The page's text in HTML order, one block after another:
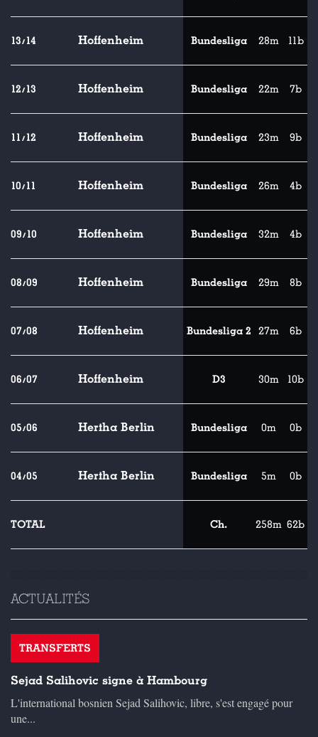
13/14 Hoffenheim Bundesliga 28m 11b
12/13 Hoffenheim Bundesliga 22m 7b
11/12 Hoffenheim Bundesliga 23m 9b
10/11 Hoffenheim Bundesliga 26m 4b
09/10 Hoffenheim Bundesliga 32m 4b
08/09 Hoffenheim Bundesliga 29m 8b
07/08 Hoffenheim Bundesliga 2 27m 6b
06/07 Hoffenheim D3 30m 10b
05/06 Hertha Berlin Bundesliga 0m 0b
04/05 Hertha Berlin Bundesliga 5m 0b
TOTAL Ch. 258m 62b
ACTUALITÉS
TRANSFERTS
Sejad Salihovic signe à Hambourg
L'international bosnien Sejad Salihovic, libre, s'est engagé pour
une...